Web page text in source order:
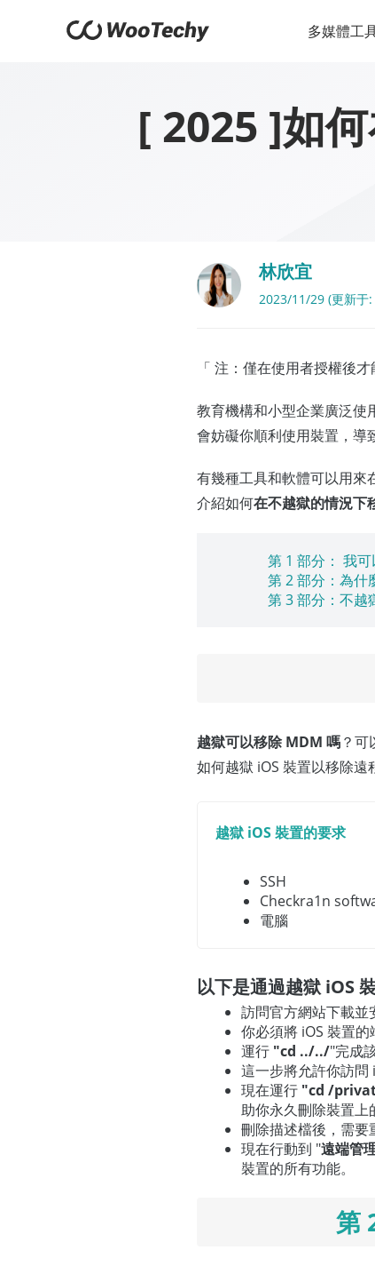
多媒體工
[ 2025 ]如
林欣宜
2023/11/29 (更新于
「 注：僅在使用者授權後才
教育機構和小型企業廣泛使
會妨礙你順利使用裝置，導
有幾種工具和軟體可以用來
介紹如何在不越獄的情況下
第 1 部分： 我
第 2 部分：為什
第 3 部分：不越
越獄可以移除 MDM 嗎？
如何越獄 iOS 裝置以移除遠
越獄 iOS 裝置的要求
SSH
Checkra1n
電腦
以下是通過越獄 iOS
訪問官方網站下載並
你必須將 iOS 裝置的
運行 "cd ../../"完成
這一步將允許你訪問
現在運行 "cd /
助你永久刪除裝置上
刪除描述檔後，需要
現在行動到 "遠端管
裝置的所有功能。
第